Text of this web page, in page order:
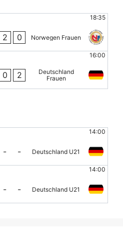
18:35
2 0 Norwegen Frauen
16:00
0 2
Deutschland
Frauen
14:00
- - Deutschland U21
14:00
- - Deutschland U21